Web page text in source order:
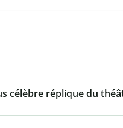
célèbre réplique du